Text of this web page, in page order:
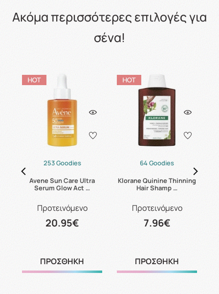
Ακόμα περισσότερες επιλογές για
σένα!
253 Goodies
Avene Sun Care Ultra
Serum Glow Act …
Προτεινόμενο
20.95€
ΠΡΟΣΘΗΚΗ
64 Goodies
Klorane Quinine Thinning
Hair Shamp …
Προτεινόμενο
7.96€
ΠΡΟΣΘΗΚΗ